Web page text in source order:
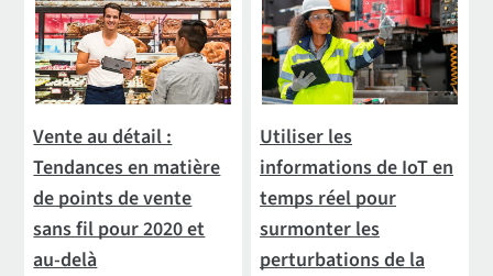
Vente au détail :
Tendances en matière
de points de vente
sans fil pour 2020 et
au-delà
Utiliser les
informations de IoT en
temps réel pour
surmonter les
perturbations de la